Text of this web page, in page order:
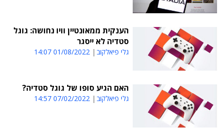
הענקית ממאונטיין וויו נחושה: גוגל
סטדיה לא ייסגר
גלי פיאלקוב 01/08/2022 14:07
האם הגיע סופו של גוגל סטדיה?
גלי פיאלקוב 07/02/2022 14:57